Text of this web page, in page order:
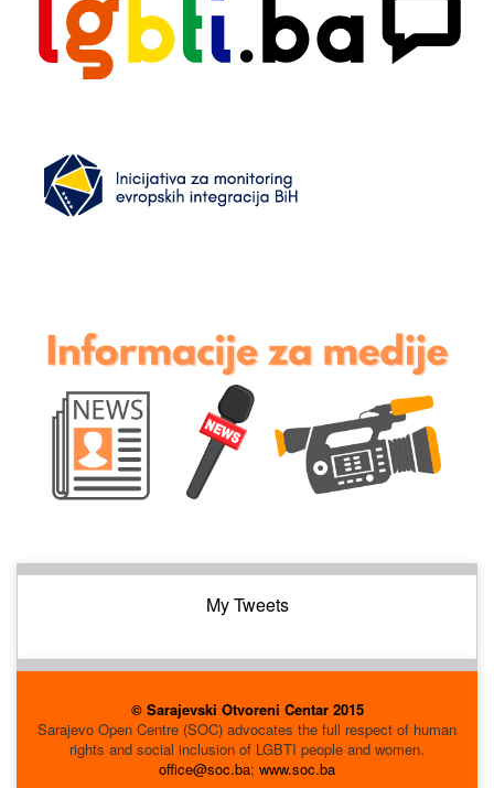
My Tweets
© Sarajevski Otvoreni Centar 2015
Sarajevo Open Centre (SOC) advocates the full respect of human
rights and social inclusion of LGBTI people and women.
office@soc.ba; www.soc.ba